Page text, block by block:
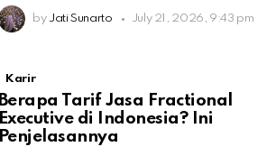
by Jati Sunarto July 21, 2026, 9:43 pm
Karir
Berapa Tarif Jasa Fractional
Executive di Indonesia? Ini
Penjelasannya